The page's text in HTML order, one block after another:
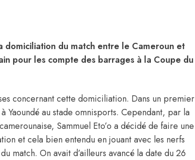
du match entre le Cameroun et
pour les compte des barrages à la Coupe du
concernant cette domiciliation. Dans un premier
Yaoundé au stade omnisports. Cependant, par la
Sammuel Eto’o a décidé de faire une
et cela bien entendu en jouant avec les nerfs
match. On avait d’ailleurs avancé la date du 26